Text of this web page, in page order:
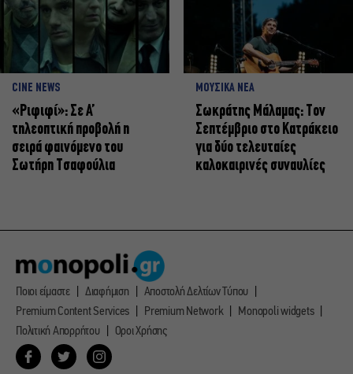
CINE NEWS
«Ριφιφί»: Σε Α’
τηλεοπτική προβολή η
σειρά φαινόμενο του
Σωτήρη Τσαφούλια
ΜΟΥΣΙΚΑ ΝΕΑ
Σωκράτης Μάλαμας: Τον
Σεπτέμβριο στο Κατράκειο
για δύο τελευταίες
καλοκαιρινές συναυλίες
Ποιοι είμαστε Διαφήμιση
Αποστολή Δελτίων Τύπου
Premium Content Services
Premium Network
Monopoli widgets
Πολιτική Απορρήτου
Οροι Χρήσης